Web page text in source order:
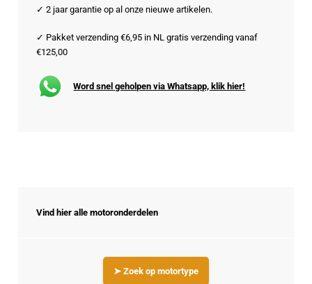
✓ 2 jaar garantie op al onze nieuwe artikelen.
✓ Pakket verzending €6,95 in NL gratis verzending vanaf
€125,00
Word snel geholpen via Whatsapp, klik hier!
Vind hier alle motoronderdelen
➤ Zoek op motortype